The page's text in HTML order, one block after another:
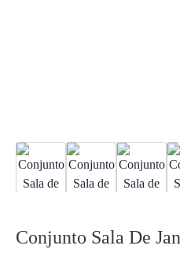
Conjunto Sala De